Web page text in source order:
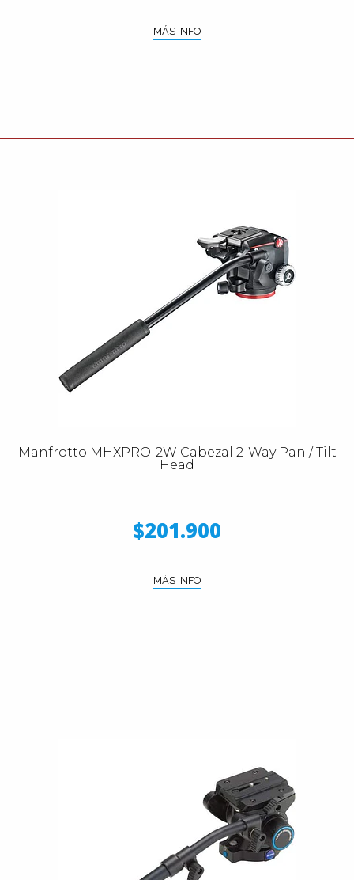
MÁS INFO
Manfrotto MHXPRO-2W Cabezal 2-Way Pan / Tilt
Head
$201.900
MÁS INFO